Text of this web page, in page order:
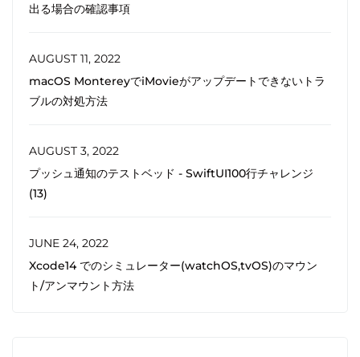
出る場合の確認事項
AUGUST 11, 2022
macOS MontereyでiMovieがアップデートできないトラ
ブルの対処方法
AUGUST 3, 2022
プッシュ通知のテストベッド - SwiftUI100行チャレンジ
(13)
JUNE 24, 2022
Xcode14 でのシミュレーター(watchOS,tvOS)のマウン
ト/アンマウント方法